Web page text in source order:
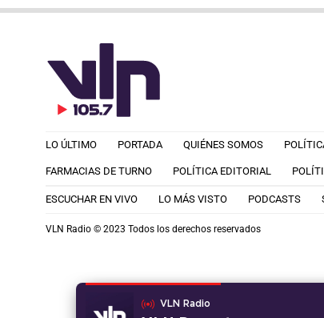
VLN Radio
LO ÚLTIMO PORTADA QUIÉNES SOMOS
FARMACIAS DE TURNO POLÍTICA EDITORIAL
ESCUCHAR EN VIVO LO MÁS VISTO PODCASTS
VLN Radio © 2023 Todos los derechos reservados